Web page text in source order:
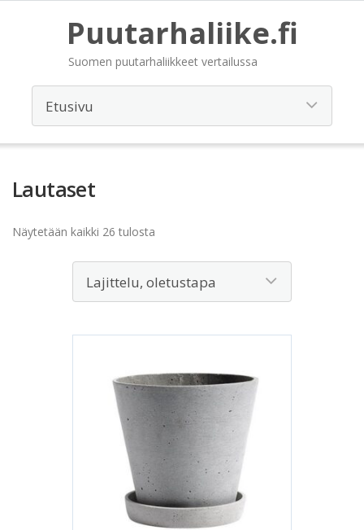
Puutarhaliike.fi
Suomen puutarhaliikkeet vertailussa
Lautaset
Näytetään kaikki 26 tulosta